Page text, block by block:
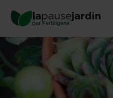
main
content
lapausejardin
par Fertiligène®